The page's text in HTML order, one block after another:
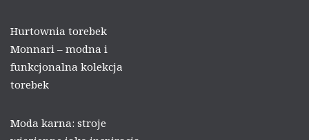
Hurtownia torebek
Monnari – modna i
funkcjonalna kolekcja
torebek
Moda karna: stroje